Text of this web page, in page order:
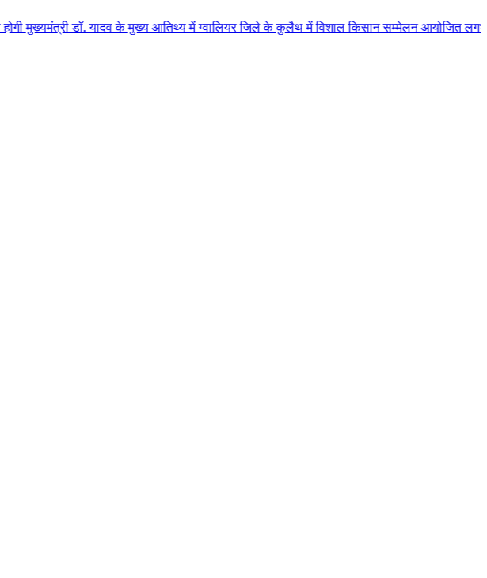
के मुख्य आतिथ्य में ग्वालियर जिले के कुलैथ में विशाल किसान सम्मेलन आयोजित लगभग 87.21 करोड़